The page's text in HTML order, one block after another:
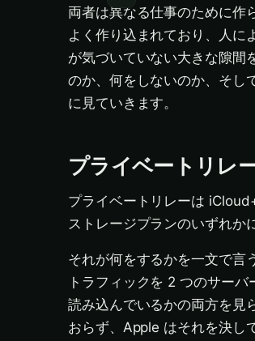
両者は異なる仕事のために作
よく作り込まれており、人に
が気づいていない大きな隙間
のか、何をしないのか、そし
に見ていきます。
プライベートリレ
プライベートリレーは
ストレージプランのいずれか
それが何をするかを一文で言
トラフィックを 2 つのサー
読み込んでいるかの両方を見
おらず、Apple はそれを決し